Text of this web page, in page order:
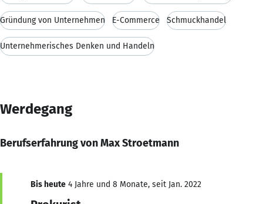
Gründung von Unternehmen E-Commerce Schmuckhandel
Unternehmerisches Denken und Handeln
Werdegang
Berufserfahrung von Max Stroetmann
Bis heute 4 Jahre und 8 Monate, seit Jan. 2022